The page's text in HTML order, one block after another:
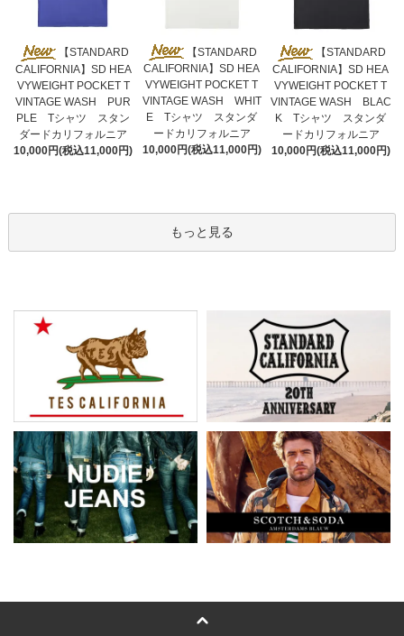
【STANDARD
CALIFORNIA】SD HEA
VYWEIGHT POCKET T
VINTAGE WASH PUR
PLE Tシャツ スタン
ダードカリフォルニア
10,000円(税込11,000円)
【STANDARD
CALIFORNIA】SD HEA
VYWEIGHT POCKET T
VINTAGE WASH WHIT
E Tシャツ スタンダ
ードカリフォルニア
10,000円(税込11,000円)
【STANDARD
CALIFORNIA】SD HEA
VYWEIGHT POCKET T
VINTAGE WASH BLAC
K Tシャツ スタンダ
ードカリフォルニア
10,000円(税込11,000円)
もっと見る